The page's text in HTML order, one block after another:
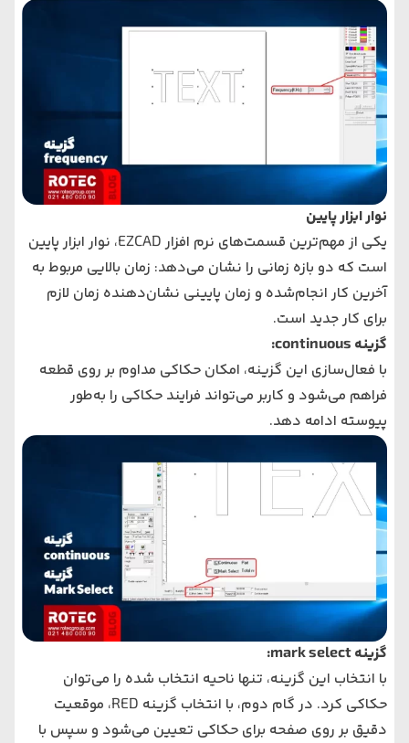
نوار ابزار پایین
یکی از مهم‌ترین قسمت‌های نرم‌ افزار EZCAD، نوار ابزار پایین
است که دو بازه زمانی را نشان می‌دهد: زمان بالایی مربوط به
آخرین کار انجام‌شده و زمان پایینی نشان‌دهنده زمان لازم
برای کار جدید است.
گزینه continuous:
با فعال‌سازی این گزینه، امکان حکاکی مداوم بر روی قطعه
فراهم می‌شود و کاربر می‌تواند فرایند حکاکی را به‌طور
پیوسته ادامه دهد.
گزینه mark select:
با انتخاب این گزینه، تنها ناحیه انتخاب شده را می‌توان
حکاکی کرد. در گام دوم، با انتخاب گزینه RED، موقعیت
دقیق بر روی صفحه برای حکاکی تعیین می‌شود و سپس با